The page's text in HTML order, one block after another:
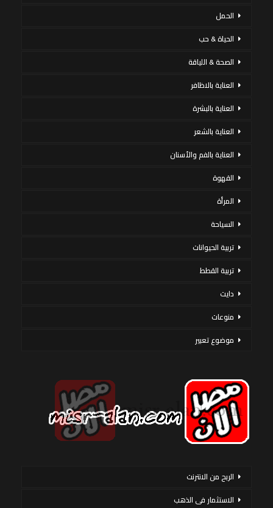
الحمل
الحياة & حب
الصحة & اللياقة
العناية بالاظافر
العناية بالبشرة
العناية بالشعر
العناية بالفم والأسنان
القهوة
المرأة
السياحة
تربية الحيوانات
تربية القطط
دايت
منوعات
موضوع تعبير
الربح من الانترنت
الاستثمار فى الذهب